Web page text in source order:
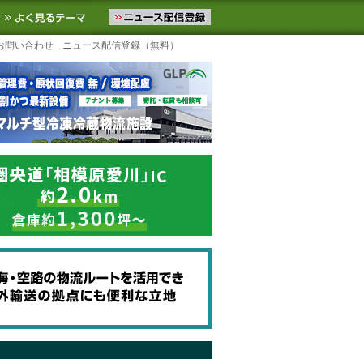
ースをお届けします。物流ニュースメール配信を登録す
お気に入りに追加 よく見るテーマ
問い合わせ ニュース配信登録（無料）